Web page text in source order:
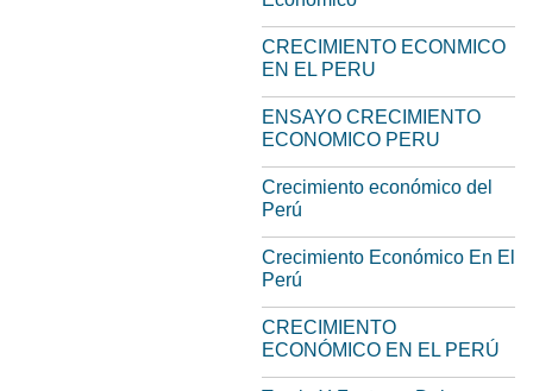
CRECIMIENTO ECONMICO
EN EL PERU
ENSAYO CRECIMIENTO
ECONOMICO PERU
Crecimiento económico del
Perú
Crecimiento Económico En El
Perú
CRECIMIENTO
ECONÓMICO EN EL PERÚ